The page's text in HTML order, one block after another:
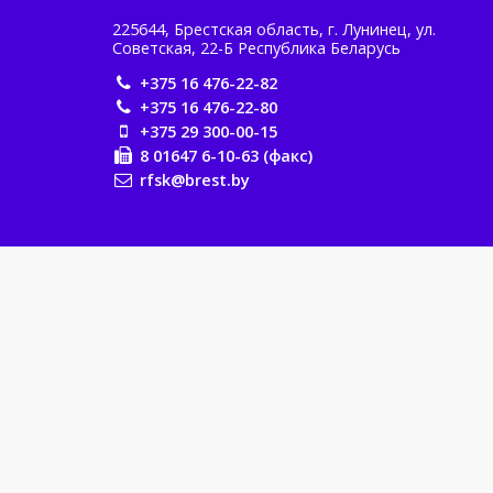
225644, Брестская область, г. Лунинец, ул.
Советская, 22-Б Республика Беларусь
+375 16 476-22-82
+375 16 476-22-80
+375 29 300-00-15
8 01647 6-10-63 (факс)
rfsk@brest.by